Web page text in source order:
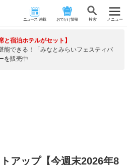
ニュース･連載 おでかけ情報 検 索 メニュー
と宿泊ホテルがセット】
能できる！「みなとみらいフェスティバ
を販売中
アップ【今週末2026年8